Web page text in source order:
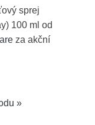
sprej
100 ml od
za akční
»